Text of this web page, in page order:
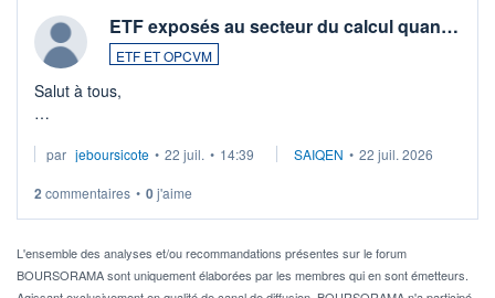
ETF exposés au secteur du calcul quan…
ETF ET OPCVM
Salut à tous,
via un ETF plutôt que des actions individuelles.
Idéalement, je voudrais qu'il soit éligible au PEA.
Pour l' ...
par jeboursicote • 22 juil. • 14:39 SAIQEN • 22 juil. 2026
2 commentaires • 0j'aime
L'ensemble des analyses et/ou recommandations présentes sur le forum
BOURSORAMA sont uniquement élaborées par les membres qui en sont émetteurs.